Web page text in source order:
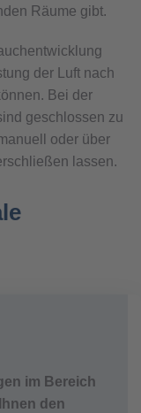
Räume gibt.
der Luft nach
Bei der
geschlossen zu
oder über
lassen.
im Bereich
den